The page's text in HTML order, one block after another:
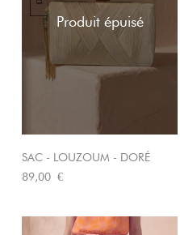
Produit épuisé
SAC - LOUZOUM - DORÉ
Prix
89,00 €